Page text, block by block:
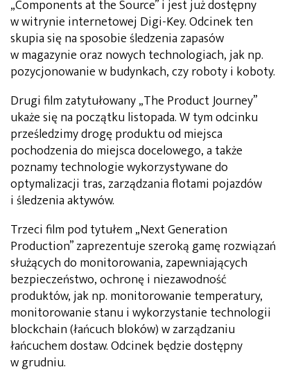
„Components at the Source” i jest już dostępny
w witrynie internetowej Digi-Key. Odcinek ten
skupia się na sposobie śledzenia zapasów
w magazynie oraz nowych technologiach, jak np.
pozycjonowanie w budynkach, czy roboty i koboty.
Drugi film zatytułowany „The Product Journey”
ukaże się na początku listopada. W tym odcinku
prześledzimy drogę produktu od miejsca
pochodzenia do miejsca docelowego, a także
poznamy technologie wykorzystywane do
optymalizacji tras, zarządzania flotami pojazdów
i śledzenia aktywów.
Trzeci film pod tytułem „Next Generation
Production” zaprezentuje szeroką gamę rozwiązań
służących do monitorowania, zapewniających
bezpieczeństwo, ochronę i niezawodność
produktów, jak np. monitorowanie temperatury,
monitorowanie stanu i wykorzystanie technologii
blockchain (łańcuch bloków) w zarządzaniu
łańcuchem dostaw. Odcinek będzie dostępny
w grudniu.